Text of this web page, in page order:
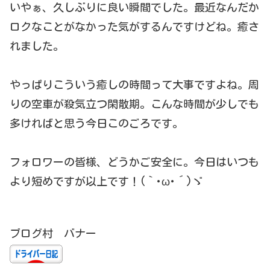
いやぁ、久しぶりに良い瞬間でした。最近なんだか
ロクなことがなかった気がするんですけどね。癒さ
れました。
やっぱりこういう癒しの時間って大事ですよね。周
りの空車が殺気立つ閑散期。こんな時間が少しでも
多ければと思う今日このごろです。
フォロワーの皆様、どうかご安全に。今日はいつも
より短めですが以上です！(｀･ω･´)ゞ
ブログ村 バナー